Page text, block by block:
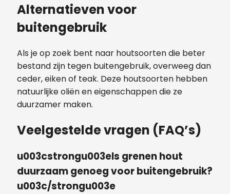
Alternatieven voor
buitengebruik
Als je op zoek bent naar houtsoorten die beter
bestand zijn tegen buitengebruik, overweeg dan
ceder, eiken of teak. Deze houtsoorten hebben
natuurlijke oliën en eigenschappen die ze
duurzamer maken.
Veelgestelde vragen (FAQ’s)
u003cstrongu003eIs grenen hout
duurzaam genoeg voor buitengebruik?
u003c/strongu003e